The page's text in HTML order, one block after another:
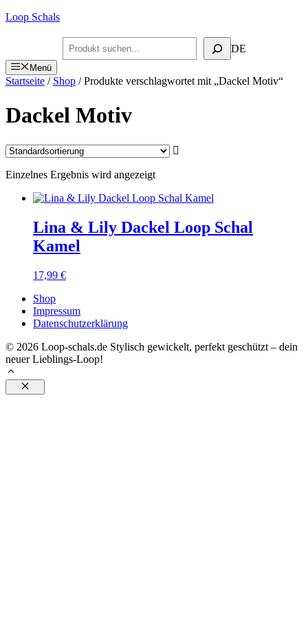
Zum
Loop Schals
Suchen DE
Menü
Startseite / Shop / Produkte verschlagwortet mit „Dackel Motiv“
Dackel Motiv
Einzelnes Ergebnis wird angezeigt
Lina & Lily Dackel Loop Schal
Kamel
17,99 €
Shop
Impressum
Datenschutzerklärung
© 2026 Loop-schals.de Stylisch gewickelt, perfekt geschützt – dein
neuer Lieblings-Loop!
Schließen